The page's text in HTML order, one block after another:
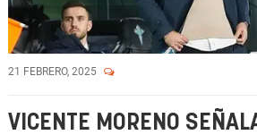
21 FEBRERO, 2025
VICENTE MORENO